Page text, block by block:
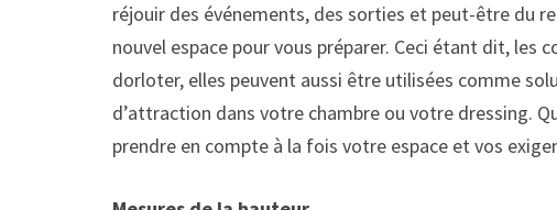
réjouir des événements, des sorties et peut-être du
nouvel espace pour vous préparer. Ceci étant dit, les
dorloter, elles peuvent aussi être utilisées comme
d’attraction dans votre chambre ou votre dressing.
prendre en compte à la fois votre espace et vos